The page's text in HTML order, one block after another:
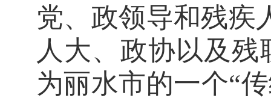
党、政领导和残疾
人大、 政协以及残
为丽水市的一个“